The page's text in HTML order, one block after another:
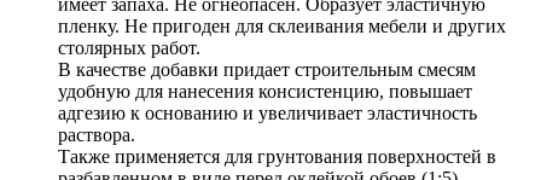
пленку. Не пригоден для склеивания мебели и других
столярных работ.
В качестве добавки придает строительным смесям
удобную для нанесения консистенцию, повышает
адгезию к основанию и увеличивает эластичность
раствора.
Также применяется для грунтования поверхностей в